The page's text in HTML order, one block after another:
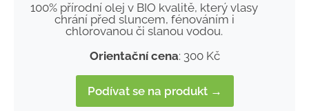
100% přírodní olej v BIO kvalitě, který vlasy
chrání před sluncem, fénováním i
chlorovanou či slanou vodou.
Orientační cena: 300 Kč
Podívat se na produkt →